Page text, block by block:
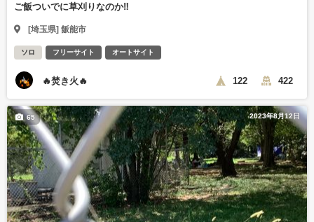
ご飯ついでに草刈りなのか‼️
[埼玉県] 飯能市
ソロ フリーサイト オートサイト
🔥焚き火🔥 122 422
2023年8月12日
65